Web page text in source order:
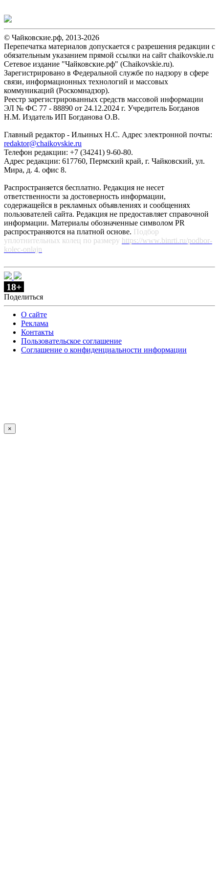
© Чайковские.рф, 2013-2026
Перепечатка материалов допускается с разрешения редакции с
обязательным указанием прямой ссылки на сайт chaikovskie.ru
Сетевое издание "Чайковские.рф" (Chaikovskie.ru).
Зарегистрировано в Федеральной службе по надзору в сфере
связи, информационных технологий и массовых
коммуникаций (Роскомнадзор).
Реестр зарегистрированных средств массовой информации
ЭЛ № ФС 77 - 88890 от 24.12.2024 г. Учредитель Богданов
Н.М. Издатель ИП Богданова О.В.
Главный редактор - Ильиных Н.С. Адрес электронной почты:
redaktor@chaikovskie.ru
Телефон редакции: +7 (34241) 9-60-80.
Адрес редакции: 617760, Пермский край, г. Чайковский, ул.
Мира, д. 4. офис 8.
Распространяется бесплатно. Редакция не несет
ответственности за достоверность информации,
содержащейся в рекламных объявлениях и сообщениях
пользователей сайта. Редакция не предоставляет справочной
информации. Материалы обозначенные символом PR
распространяются на платной основе. Подбор
уплотнительных колец по размеру https://www.binrti.ru/podbor-
kolec-onlajn
18+
Поделиться
О сайте
Реклама
Контакты
Пользовательское соглашение
Соглашение о конфиденциальности информации
×